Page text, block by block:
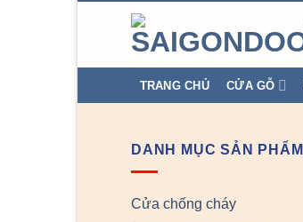
TRANG CHỦ CỬA GỖ
DANH MỤC SẢN PHẨM
Cửa chống cháy